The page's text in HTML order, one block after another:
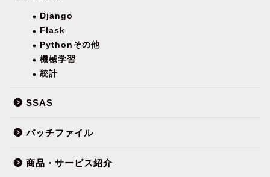
Django
Flask
Pythonその他
機械学習
統計
SSAS
バッチファイル
商品・サービス紹介